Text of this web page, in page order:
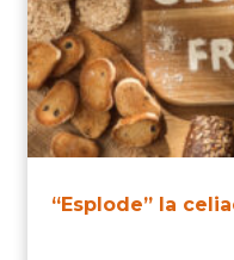
“Esplode” la